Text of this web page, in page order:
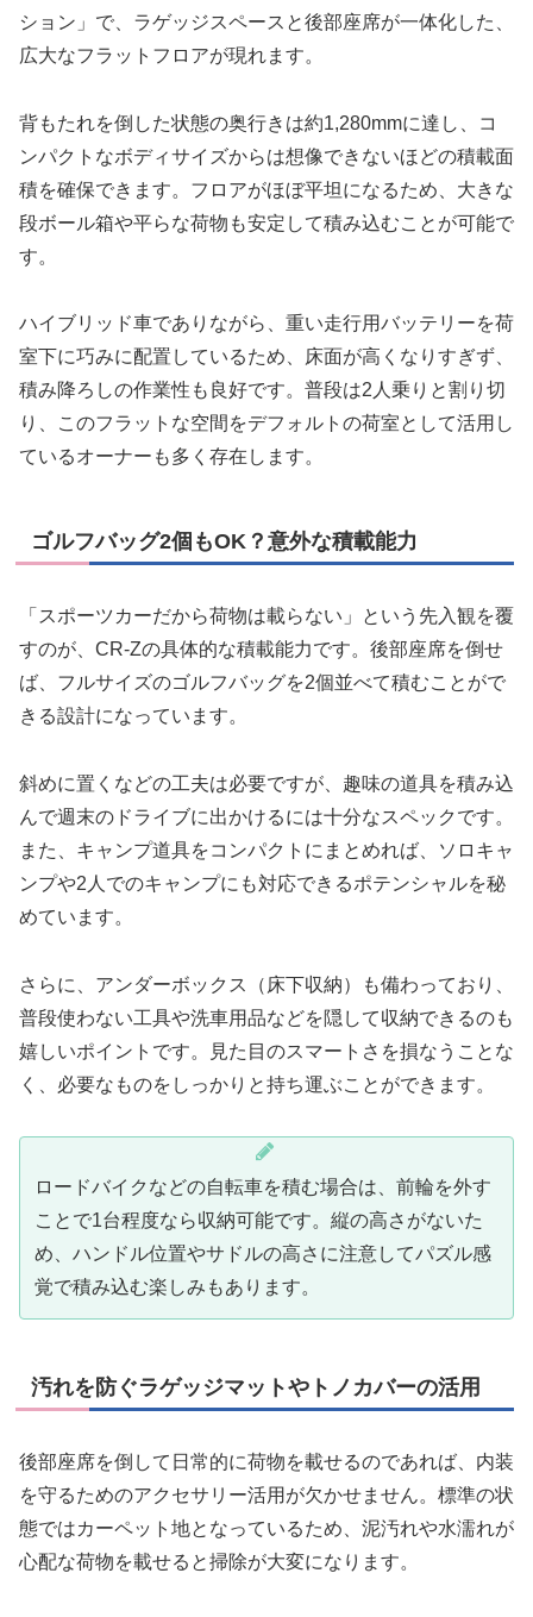
ション」で、ラゲッジスペースと後部座席が一体化した、
広大なフラットフロアが現れます。
背もたれを倒した状態の奥行きは約1,280mmに達し、コ
ンパクトなボディサイズからは想像できないほどの積載面
積を確保できます。フロアがほぼ平坦になるため、大きな
段ボール箱や平らな荷物も安定して積み込むことが可能で
す。
ハイブリッド車でありながら、重い走行用バッテリーを荷
室下に巧みに配置しているため、床面が高くなりすぎず、
積み降ろしの作業性も良好です。普段は2人乗りと割り切
り、このフラットな空間をデフォルトの荷室として活用し
ているオーナーも多く存在します。
ゴルフバッグ2個もOK？意外な積載能力
「スポーツカーだから荷物は載らない」という先入観を覆
すのが、CR-Zの具体的な積載能力です。後部座席を倒せ
ば、フルサイズのゴルフバッグを2個並べて積むことがで
きる設計になっています。
斜めに置くなどの工夫は必要ですが、趣味の道具を積み込
んで週末のドライブに出かけるには十分なスペックです。
また、キャンプ道具をコンパクトにまとめれば、ソロキャ
ンプや2人でのキャンプにも対応できるポテンシャルを秘
めています。
さらに、アンダーボックス（床下収納）も備わっており、
普段使わない工具や洗車用品などを隠して収納できるのも
嬉しいポイントです。見た目のスマートさを損なうことな
く、必要なものをしっかりと持ち運ぶことができます。
ロードバイクなどの自転車を積む場合は、前輪を外す
ことで1台程度なら収納可能です。縦の高さがないた
め、ハンドル位置やサドルの高さに注意してパズル感
覚で積み込む楽しみもあります。
汚れを防ぐラゲッジマットやトノカバーの活用
後部座席を倒して日常的に荷物を載せるのであれば、内装
を守るためのアクセサリー活用が欠かせません。標準の状
態ではカーペット地となっているため、泥汚れや水濡れが
心配な荷物を載せると掃除が大変になります。